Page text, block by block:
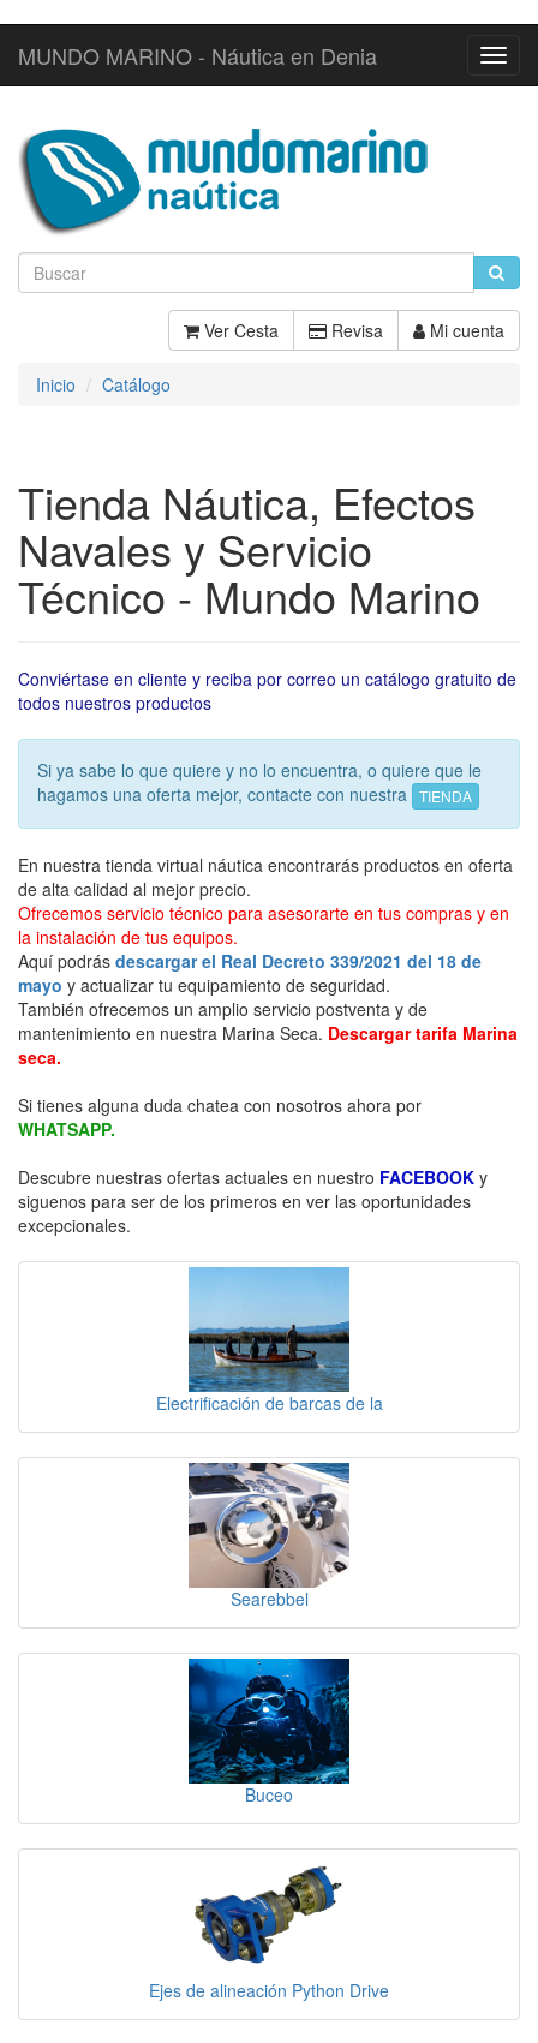
MUNDO MARINO - Náutica en Denia
Ver Cesta Revisa Mi cuenta
Inicio Catálogo
Tienda Náutica, Efectos
Navales y Servicio
Técnico - Mundo Marino
Conviértase en cliente y reciba por correo un catálogo gratuito de
todos nuestros productos
Si ya sabe lo que quiere y no lo encuentra, o quiere que le
hagamos una oferta mejor, contacte con nuestra TIENDA
En nuestra tienda virtual náutica encontrarás productos en oferta
de alta calidad al mejor precio.
Ofrecemos servicio técnico para asesorarte en tus compras y en
la instalación de tus equipos.
Aquí podrás descargar el Real Decreto 339/2021 del 18 de
mayo y actualizar tu equipamiento de seguridad.
También ofrecemos un amplio servicio postventa y de
mantenimiento en nuestra Marina Seca. Descargar tarifa Marina
seca.
Si tienes alguna duda chatea con nosotros ahora por
WHATSAPP.
Descubre nuestras ofertas actuales en nuestro FACEBOOK y
siguenos para ser de los primeros en ver las oportunidades
excepcionales.
Electrificación de barcas de la
Searebbel
Buceo
Ejes de alineación Python Drive